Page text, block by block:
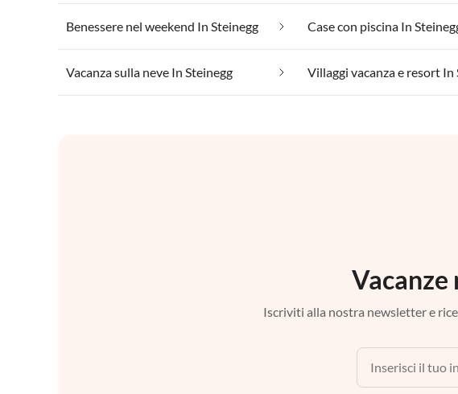
Benessere nel weekend In Steinegg Case con piscina In
Vacanza sulla neve In Steinegg Villaggi vacanza e resort In
Vacanze
Iscriviti alla nostra newsletter e